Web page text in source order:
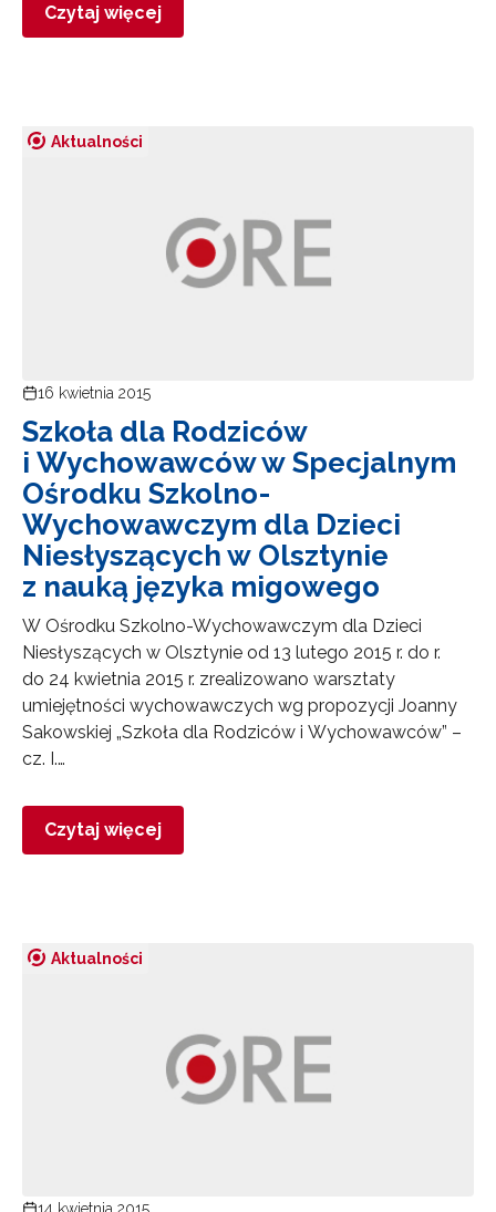
Czytaj więcej
Aktualności
16 kwietnia 2015
Szkoła dla Rodziców
i Wychowawców w Specjalnym
Ośrodku Szkolno-
Wychowawczym dla Dzieci
Niesłyszących w Olsztynie
z nauką języka migowego
W Ośrodku Szkolno-Wychowawczym dla Dzieci
Niesłyszących w Olsztynie od 13 lutego 2015 r. do r.
do 24 kwietnia 2015 r. zrealizowano warsztaty
umiejętności wychowawczych wg propozycji Joanny
Sakowskiej „Szkoła dla Rodziców i Wychowawców” –
cz. I.…
Czytaj więcej
Aktualności